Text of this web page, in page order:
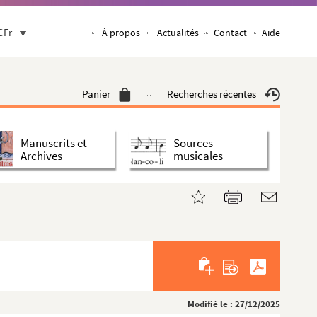
À propos Actualités Contact Aide
Panier Recherches récentes
Manuscrits et
Archives
Sources
musicales
Modifié le : 27/12/2025